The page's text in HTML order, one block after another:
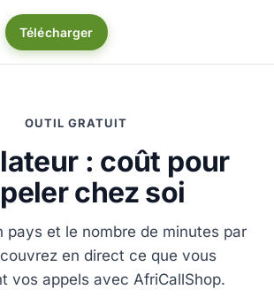
Télécharger
OUTIL GRATUIT
: coût pour
chez soi
pays et le nombre de minutes par
en direct ce que vous
vos appels avec AfriCallShop.